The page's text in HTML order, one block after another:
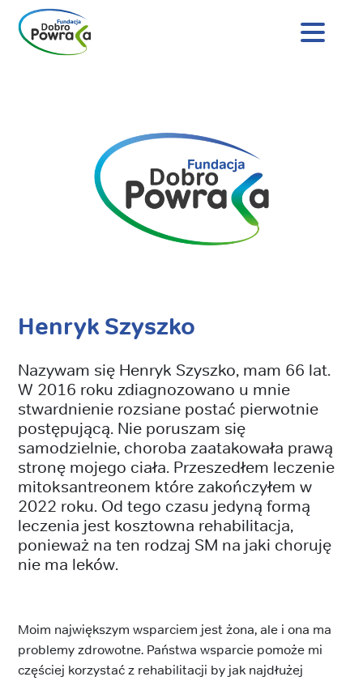
Nagłówek
Henryk Szyszko
Nazywam się Henryk Szyszko, mam 66 lat.
W 2016 roku zdiagnozowano u mnie
stwardnienie rozsiane postać pierwotnie
postępującą. Nie poruszam się
samodzielnie, choroba zaatakowała prawą
stronę mojego ciała. Przeszedłem leczenie
mitoksantreonem które zakończyłem w
2022 roku. Od tego czasu jedyną formą
leczenia jest kosztowna rehabilitacja,
ponieważ na ten rodzaj SM na jaki choruję
nie ma leków.
Moim największym wsparciem jest żona, ale i ona ma
problemy zdrowotne. Państwa wsparcie pomoże mi
częściej korzystać z rehabilitacji by jak najdłużej